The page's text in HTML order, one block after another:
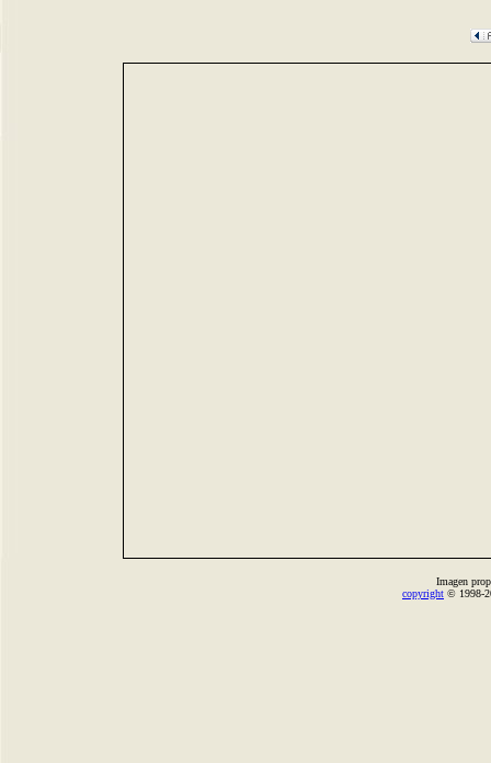
Imagen
copyright © 1998-